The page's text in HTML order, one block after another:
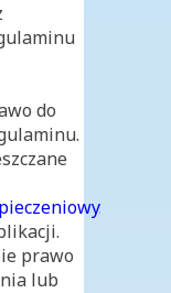
do
prawo
lub